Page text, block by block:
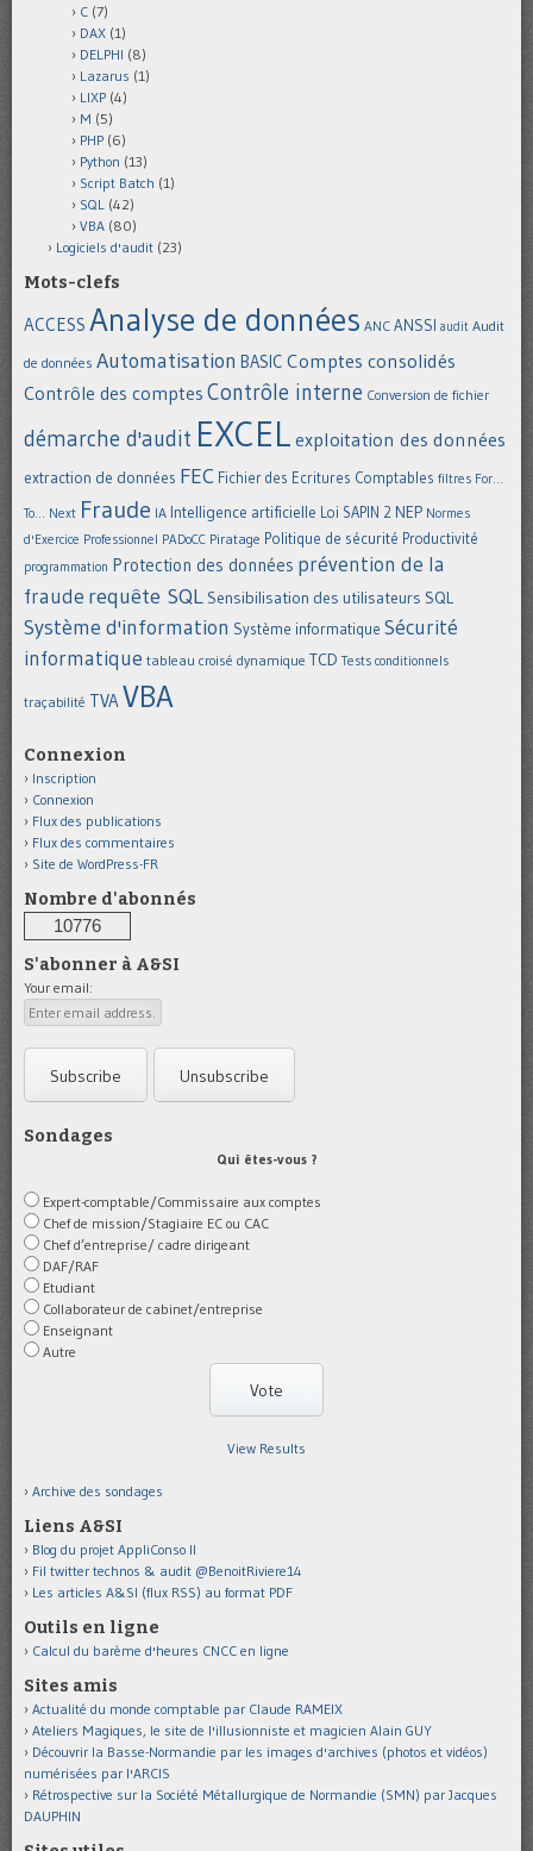
C (7)
DAX (1)
DELPHI (8)
Lazarus (1)
LIXP (4)
M (5)
PHP (6)
Python (13)
Script Batch (1)
SQL (42)
VBA (80)
Logiciels d'audit (23)
Mots-clefs
ACCESS Analyse de données ANC ANSSI audit Audit
de données Automatisation BASIC Comptes consolidés
Contrôle des comptes Contrôle interne Conversion de fichier
démarche d'audit EXCEL exploitation des données
extraction de données FEC Fichier des Ecritures Comptables filtres For...
To... Next Fraude IA Intelligence artificielle Loi SAPIN 2 NEP Normes
d'Exercice Professionnel PADoCC Piratage Politique de sécurité Productivité
programmation Protection des données prévention de la
fraude requête SQL Sensibilisation des utilisateurs SQL
Système d'information Système informatique Sécurité
informatique tableau croisé dynamique TCD Tests conditionnels
traçabilité TVAVBA
Connexion
Inscription
Connexion
Flux des publications
Flux des commentaires
Site de WordPress-FR
Nombre d'abonnés
10776
S'abonner à A&SI
Your email:
Sondages
Qui êtes-vous ?
Expert-comptable/Commissaire aux comptes
Chef de mission/Stagiaire EC ou CAC
Chef d’entreprise/ cadre dirigeant
DAF/RAF
Etudiant
Collaborateur de cabinet/entreprise
Enseignant
Autre
View Results
Archive des sondages
Liens A&SI
Blog du projet AppliConso II
Fil twitter technos & audit @BenoitRiviere14
Les articles A&SI (flux RSS) au format PDF
Outils en ligne
Calcul du barème d'heures CNCC en ligne
Sites amis
Actualité du monde comptable par Claude RAMEIX
Ateliers Magiques, le site de l'illusionniste et magicien Alain GUY
Découvrir la Basse-Normandie par les images d'archives (photos et vidéos)
numérisées par l'ARCIS
Rétrospective sur la Société Métallurgique de Normandie (SMN) par Jacques
DAUPHIN